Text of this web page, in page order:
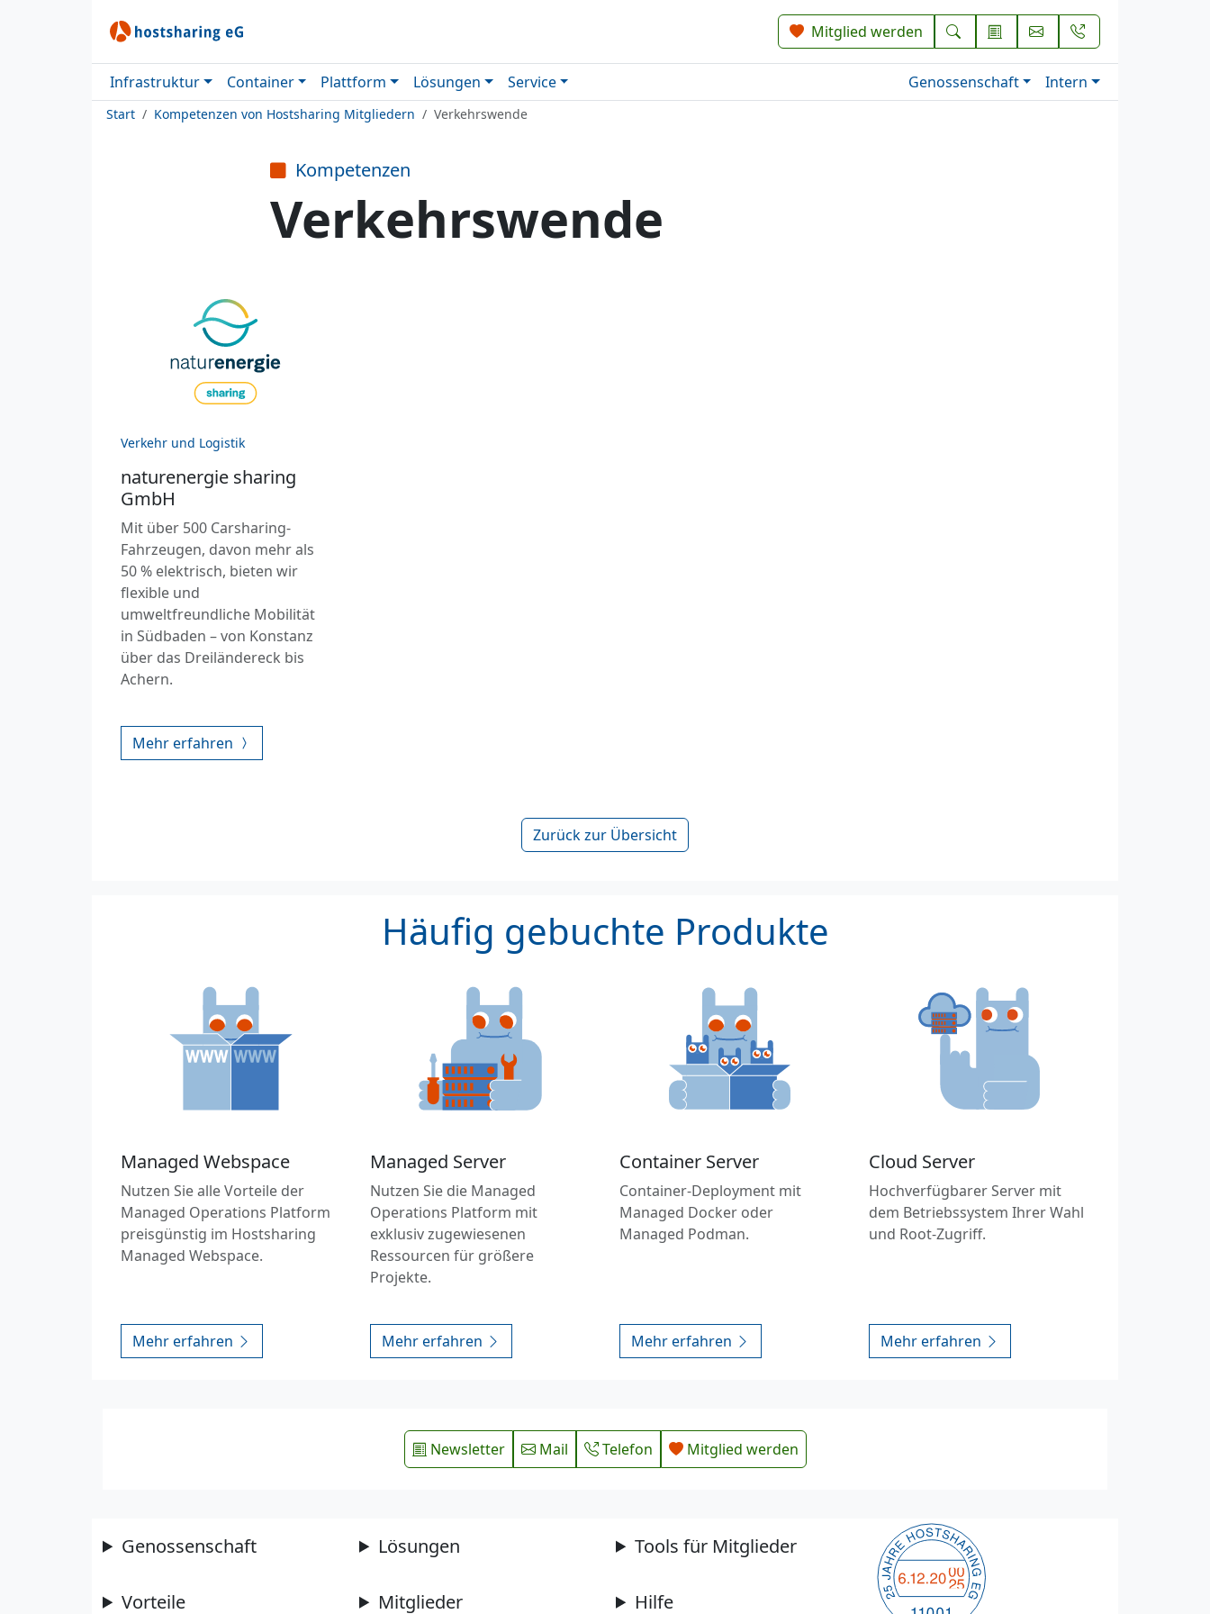
Mitglied werden
Infrastruktur Container Plattform Lösungen Service Genossenschaft Intern
Start Kompetenzen von Hostsharing Mitgliedern Verkehrswende
Kompetenzen
Verkehrswende
Verkehr und Logistik
naturenergie sharing
GmbH
Mit über 500 Carsharing-
Fahrzeugen, davon mehr als
50 % elektrisch, bieten wir
flexible und
umweltfreundliche Mobilität
in Südbaden – von Konstanz
über das Dreiländereck bis
Achern.
Mehr erfahren
Zurück zur Übersicht
Häufig gebuchte Produkte
Managed Webspace
Nutzen Sie alle Vorteile der
Managed Operations Platform
preisgünstig im Hostsharing
Managed Webspace.
Mehr erfahren
Managed Server
Nutzen Sie die Managed
Operations Platform mit
exklusiv zugewiesenen
Ressourcen für größere
Projekte.
Mehr erfahren
Container Server
Container-Deployment mit
Managed Docker oder
Managed Podman.
Mehr erfahren
Cloud Server
Hochverfügbarer Server mit
dem Betriebssystem Ihrer Wahl
und Root-Zugriff.
Mehr erfahren
Newsletter Mail Telefon Mitglied werden
Genossenschaft
Vorteile
Lösungen
Mitglieder
Tools für Mitglieder
Hilfe